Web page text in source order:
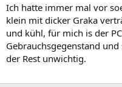
Ich hatte immer mal vor
klein mit dicker Graka
und kühl, für mich is der
Gebrauchsgegenstand
der Rest unwichtig.